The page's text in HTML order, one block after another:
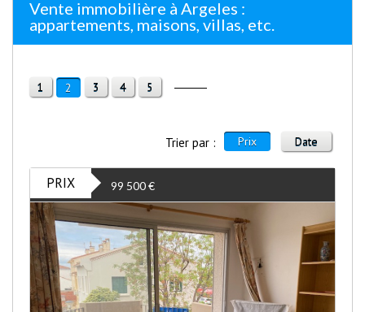
Vente immobilière à Argeles :
appartements, maisons, villas, etc.
1 2 3 4 5
Trier par : Prix Date
PRIX 99 500€